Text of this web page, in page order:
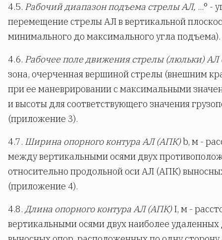
4.5. Рабочий диапазон подъема стрелы АЛ, ...° -
перемещение стрелы АЛ в вертикальной
минимального до максимального угла подъема).
4.6. Рабочее поле движения стрелы (люльки)
зона, очерченная вершиной стрелы (внешним
при ее маневрировании с максимальными
и высоты для соответствующего значения
(приложение 3).
4.7. Ширина опорного контура АЛ (АПК)b, м -
между вертикальными осями двух
относительно продольной оси АЛ (АПК)
(приложение 4).
4.8. Длина опорного контура АЛ (АПК)I, м -
вертикальными осями двух наиболее удаленных